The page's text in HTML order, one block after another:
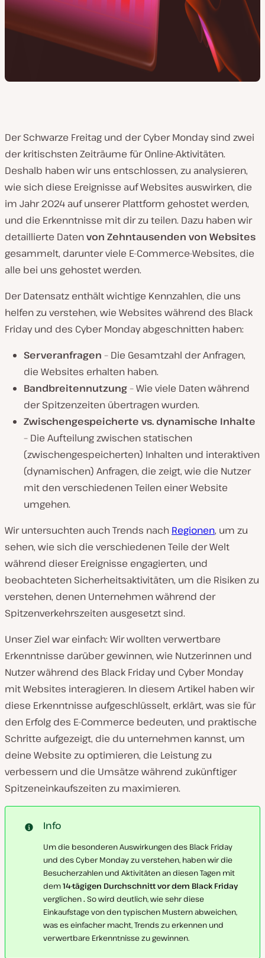
Der Schwarze Freitag und der Cyber Monday sind zwei
der kritischsten Zeiträume für Online-Aktivitäten.
Deshalb haben wir uns entschlossen, zu analysieren,
wie sich diese Ereignisse auf Websites auswirken, die
im Jahr 2024 auf unserer Plattform gehostet werden,
und die Erkenntnisse mit dir zu teilen. Dazu haben wir
detaillierte Datenvon Zehntausenden von Websites
gesammelt, darunter viele E-Commerce-Websites, die
alle bei uns gehostet werden.
Der Datensatz enthält wichtige Kennzahlen, die uns
helfen zu verstehen, wie Websites während des Black
Friday und des Cyber Monday abgeschnitten haben:
Serveranfragen – Die Gesamtzahl der Anfragen,
die Websites erhalten haben.
Bandbreitennutzung– Wie viele Daten während
der Spitzenzeiten übertragen wurden.
Zwischengespeicherte vs. dynamische Inhalte
– Die Aufteilung zwischen statischen
(zwischengespeicherten) Inhalten und interaktiven
(dynamischen) Anfragen, die zeigt, wie die Nutzer
mit den verschiedenen Teilen einer Website
umgehen.
Wir untersuchten auch Trends nach Regionen, um zu
sehen, wie sich die verschiedenen Teile der Welt
während dieser Ereignisse engagierten, und
beobachteten Sicherheitsaktivitäten, um die Risiken zu
verstehen, denen Unternehmen während der
Spitzenverkehrszeiten ausgesetzt sind.
Unser Ziel war einfach: Wir wollten verwertbare
Erkenntnisse darüber gewinnen, wie Nutzerinnen und
Nutzer während des Black Friday und Cyber Monday
mit Websites interagieren. In diesem Artikel haben wir
diese Erkenntnisse aufgeschlüsselt, erklärt, was sie für
den Erfolg des E-Commerce bedeuten, und praktische
Schritte aufgezeigt, die du unternehmen kannst, um
deine Website zu optimieren, die Leistung zu
verbessern und die Umsätze während zukünftiger
Spitzeneinkaufszeiten zu maximieren.
Info
Um die besonderen Auswirkungen des Black Friday
und des Cyber Monday zu verstehen, haben wir die
Besucherzahlen und Aktivitäten an diesen Tagen mit
dem14-tägigen Durchschnitt vor dem Black Friday
verglichen.So wird deutlich, wie sehr diese
Einkaufstage von den typischen Mustern abweichen,
was es einfacher macht, Trends zu erkennen und
verwertbare Erkenntnisse zu gewinnen.